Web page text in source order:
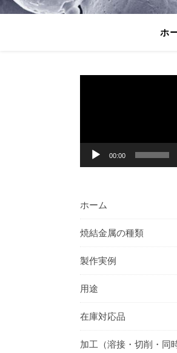
ホ
ー
ー
00:00
ホーム
焼結金属の種類
製作実例
用途
在庫対応品
加工（溶接・切削・同